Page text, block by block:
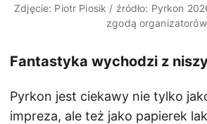
Zdjęcie: Piotr Piosik / źródło: Pyrkon
zgodą
Fantastyka wychodzi z
Pyrkon jest ciekawy nie tylko
impreza, ale też jako papierek